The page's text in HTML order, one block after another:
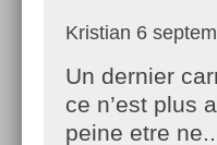
Kristian 6
Un dernier
ce n’est plus
peine etre ne..